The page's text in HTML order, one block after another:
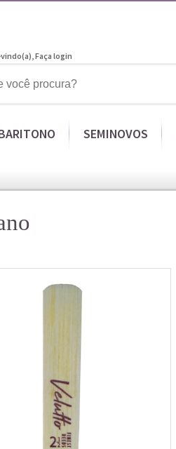
Faça login
SEMINOVOS